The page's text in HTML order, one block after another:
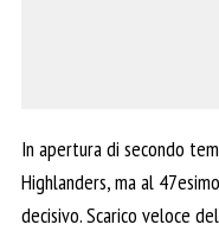
In apertura di secondo
Highlanders, ma al
decisivo. Scarico veloce